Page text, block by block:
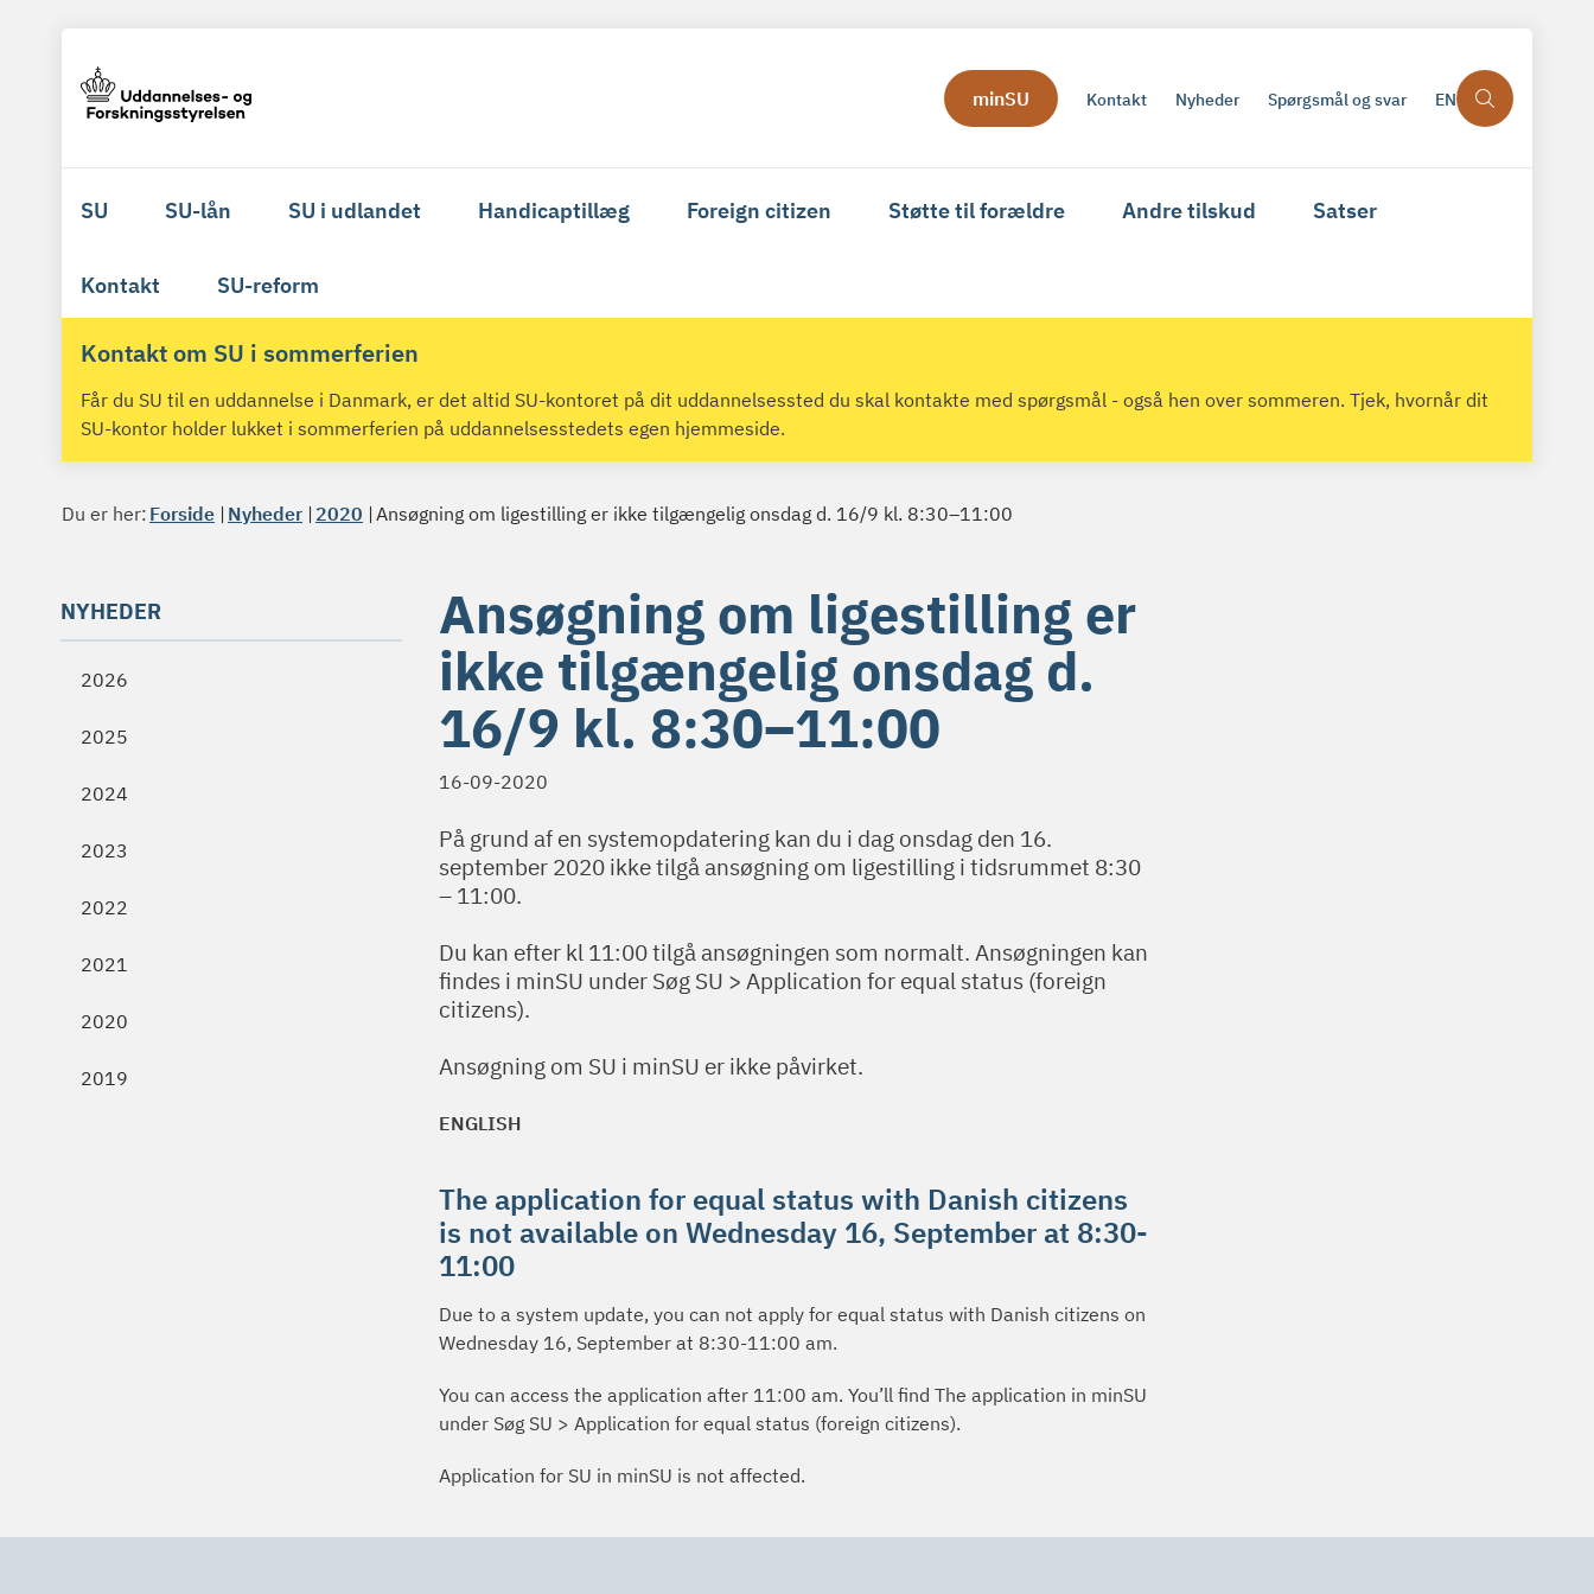
minSU Kontakt Nyheder Spørgsmål og svar EN
SU SU-lån SU i udlandet Handicaptillæg Foreign citizen Støtte til forældre Andre tilskud Satser
Kontakt SU-reform
Kontakt om SU i sommerferien
Får du SU til en uddannelse i Danmark, er det altid SU-kontoret på dit uddannelsessted du skal kontakte med spørgsmål - også hen over sommeren. Tjek, hvornår dit
SU-kontor holder lukket i sommerferien på uddannelsesstedets egen hjemmeside.
Du er her: Forside Nyheder 2020 Ansøgning om ligestilling er ikke tilgængelig onsdag d. 16/9 kl. 8:30–11:00
NYHEDER
2026
2025
2024
2023
2022
2021
2020
2019
Ansøgning om ligestilling er
ikke tilgængelig onsdag d.
16/9 kl. 8:30–11:00
16-09-2020
På grund af en systemopdatering kan du i dag onsdag den 16.
september 2020 ikke tilgå ansøgning om ligestilling i tidsrummet 8:30
– 11:00.
Du kan efter kl 11:00 tilgå ansøgningen som normalt. Ansøgningen kan
findes i minSU under Søg SU > Application for equal status (foreign
citizens).
Ansøgning om SU i minSU er ikke påvirket.
ENGLISH
The application for equal status with Danish citizens
is not available on Wednesday 16, September at 8:30-
11:00
Due to a system update, you can not apply for equal status with Danish citizens on
Wednesday 16, September at 8:30-11:00 am.
You can access the application after 11:00 am. You’ll find The application in minSU
under Søg SU > Application for equal status (foreign citizens).
Application for SU in minSU is not affected.